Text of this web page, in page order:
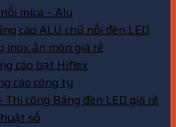
mica – Alu
cáo ALU chữ nổi đèn LED
inox ăn mòn giá rẻ
cáo bạt Hiflex
cáo công ty
Thi công Bảng đèn LED giá rẻ
số